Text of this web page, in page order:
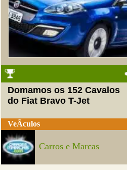
Domamos os 152 Cavalos
do Fiat Bravo T-Jet
VeÃ­culos
Carros e Marcas